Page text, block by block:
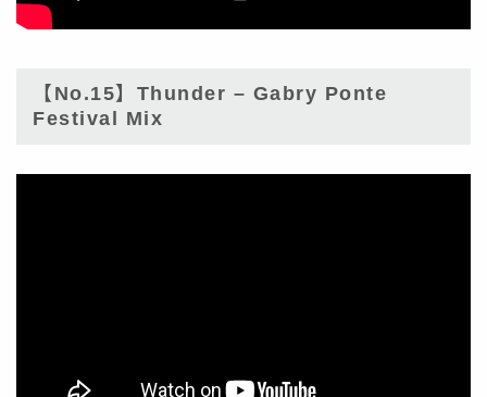
【No.15】Thunder – Gabry Ponte
Festival Mix